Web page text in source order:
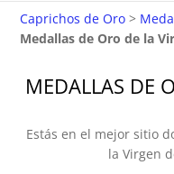
Caprichos de Oro >
Medallas de Oro de la
MEDALLAS DE
Estás en el mejor sitio
la Virgen